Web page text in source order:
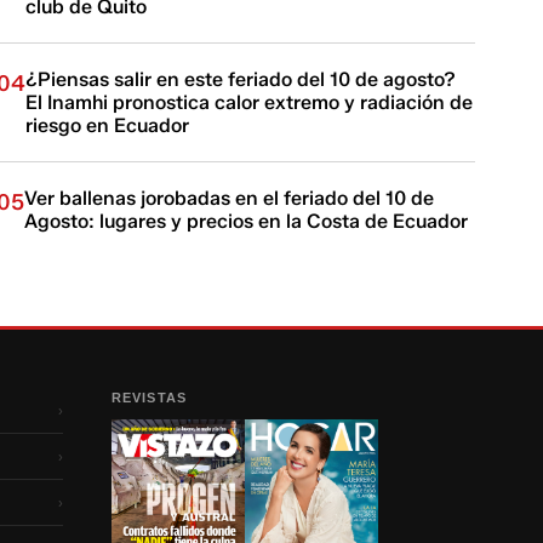
club de Quito
¿Piensas salir en este feriado del 10 de agosto?
El Inamhi pronostica calor extremo y radiación de
riesgo en Ecuador
Ver ballenas jorobadas en el feriado del 10 de
Agosto: lugares y precios en la Costa de Ecuador
›
›
›
REVISTAS